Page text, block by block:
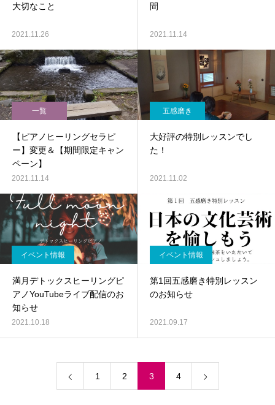
大切なこと
2021.11.26
間
2021.11.14
一覧
【ピアノヒーリングセラピ
ー】変更＆【期間限定キャン
ペーン】
2021.11.14
五感磨き
大好評の特別レッスンでし
た！
2021.11.02
イベント情報
満月デトックスヒーリングピ
アノYouTubeライブ配信のお
知らせ
2021.10.18
イベント情報
第1回五感磨き特別レッスン
のお知らせ
2021.09.17
1 2 3 4